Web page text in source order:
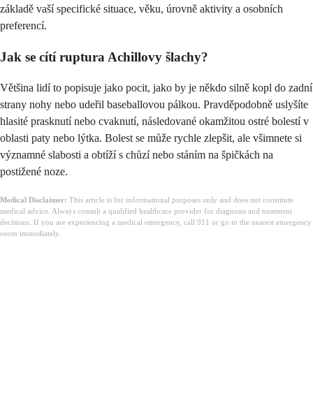
základě vaší specifické situace, věku, úrovně aktivity a osobních
preferencí.
Jak se cítí ruptura Achillovy šlachy?
Většina lidí to popisuje jako pocit, jako by je někdo silně kopl do zadní
strany nohy nebo udeřil baseballovou pálkou. Pravděpodobně uslyšíte
hlasité prasknutí nebo cvaknutí, následované okamžitou ostré bolestí v
oblasti paty nebo lýtka. Bolest se může rychle zlepšit, ale všimnete si
významné slabosti a obtíží s chůzí nebo stáním na špičkách na
postižené noze.
Medical Disclaimer: This article is for informational purposes only and does not constitute
medical advice. Always consult a qualified healthcare provider for diagnosis and treatment
decisions. If you are experiencing a medical emergency, call 911 or go to the nearest emergency
room immediately.